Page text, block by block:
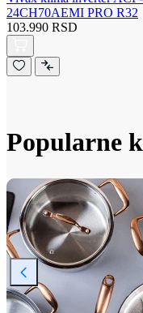
24CH70AEMI PRO R32
103.990 RSD
Popularne